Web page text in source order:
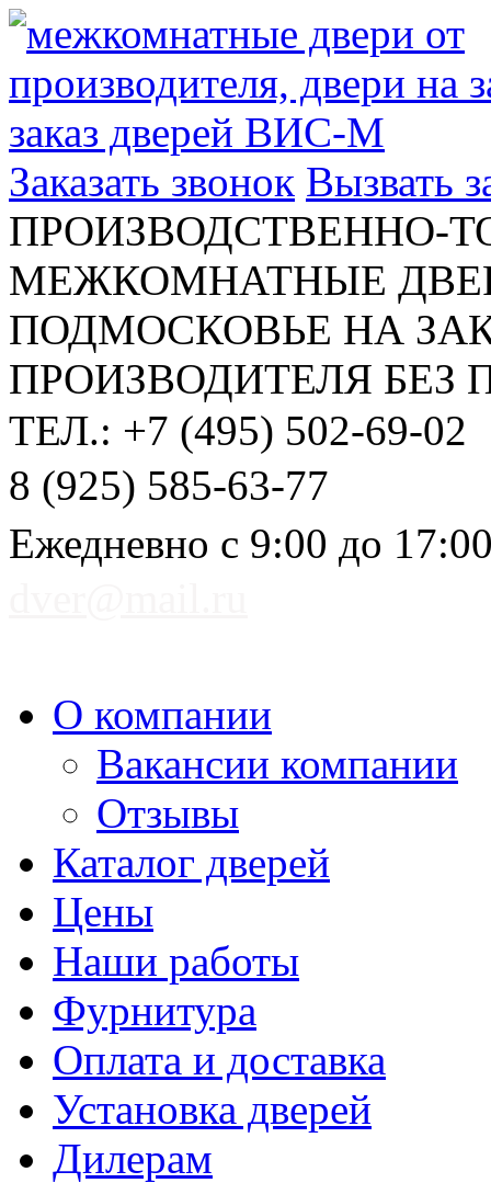
Заказать звонок Вызвать
ПРОИЗВОДСТВЕННО-
МЕЖКОМНАТНЫЕ
ПОДМОСКОВЬЕ НА
ПРОИЗВОДИТЕЛЯ БЕЗ
ТЕЛ.: +7 (495) 502-69-02
8 (925) 585-63-77
Ежедневно с 9:00 до
О компании
Вакансии компании
Отзывы
Каталог дверей
Цены
Наши работы
Фурнитура
Оплата и доставка
Установка дверей
Дилерам